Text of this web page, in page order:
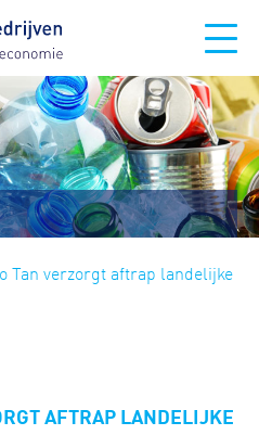
Tan verzorgt aftrap landelijke
AFTRAP LANDELIJKE